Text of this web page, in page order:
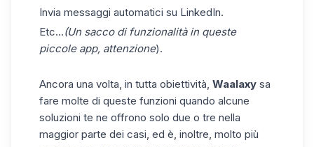
Invia messaggi automatici su LinkedIn.
Etc...(Un sacco di funzionalità in queste
piccole app, attenzione).
Ancora una volta, in tutta obiettività, Waalaxy sa
fare molte di queste funzioni quando alcune
soluzioni te ne offrono solo due o tre nella
maggior parte dei casi, ed è, inoltre, molto più